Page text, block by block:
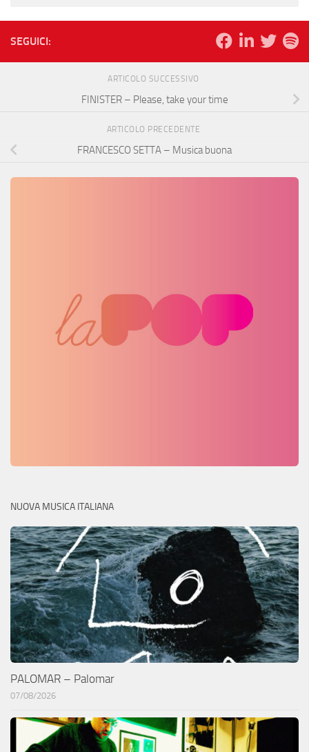
SEGUICI:
ARTICOLO SUCCESSIVO
FINISTER – Please, take your time
ARTICOLO PRECEDENTE
FRANCESCO SETTA – Musica buona
NUOVA MUSICA ITALIANA
PALOMAR – Palomar
07/08/2026